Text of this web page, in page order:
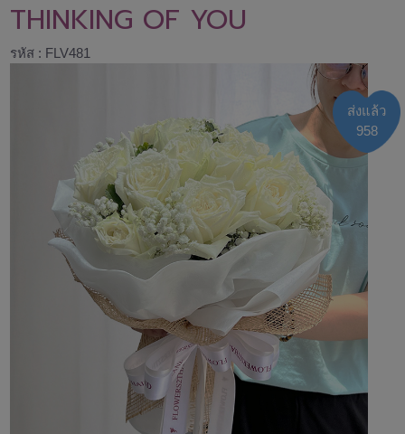
THINKING OF YOU
รหัส : FLV481
ส่งแล้ว
958